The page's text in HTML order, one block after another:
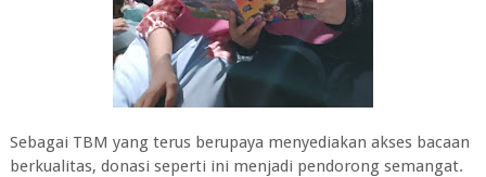
Sebagai TBM yang terus berupaya menyediakan akses bacaan
berkualitas, donasi seperti ini menjadi pendorong semangat.